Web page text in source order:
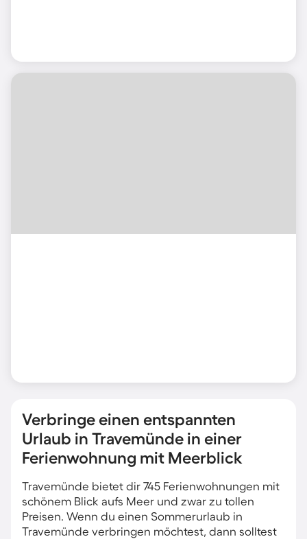
Verbringe einen entspannten
Urlaub in Travemünde in einer
Ferienwohnung mit Meerblick
Travemünde bietet dir 745 Ferienwohnungen mit
schönem Blick aufs Meer und zwar zu tollen
Preisen. Wenn du einen Sommerurlaub in
Travemünde verbringen möchtest, dann solltest